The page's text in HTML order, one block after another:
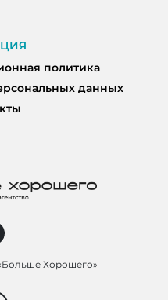
политика
данных
Хорошего»